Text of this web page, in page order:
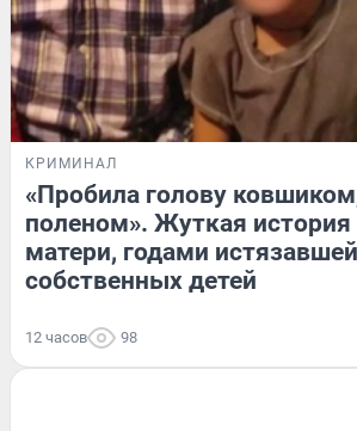
КРИМИНАЛ
«Пробила голову
поленом». Жуткая
матери, годами истязавшей
собственных детей
12 часов 98